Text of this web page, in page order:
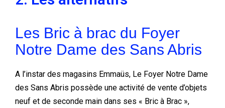
Les Bric à brac du Foyer
Notre Dame des Sans Abris
A l’instar des magasins Emmaüs, Le Foyer Notre Dame
des Sans Abris possède une activité de vente d’objets
neuf et de seconde main dans ses « Bric à Brac »,